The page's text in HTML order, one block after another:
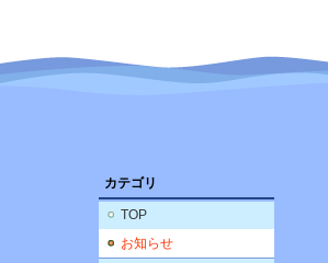
カテゴリ
TOP
お知らせ